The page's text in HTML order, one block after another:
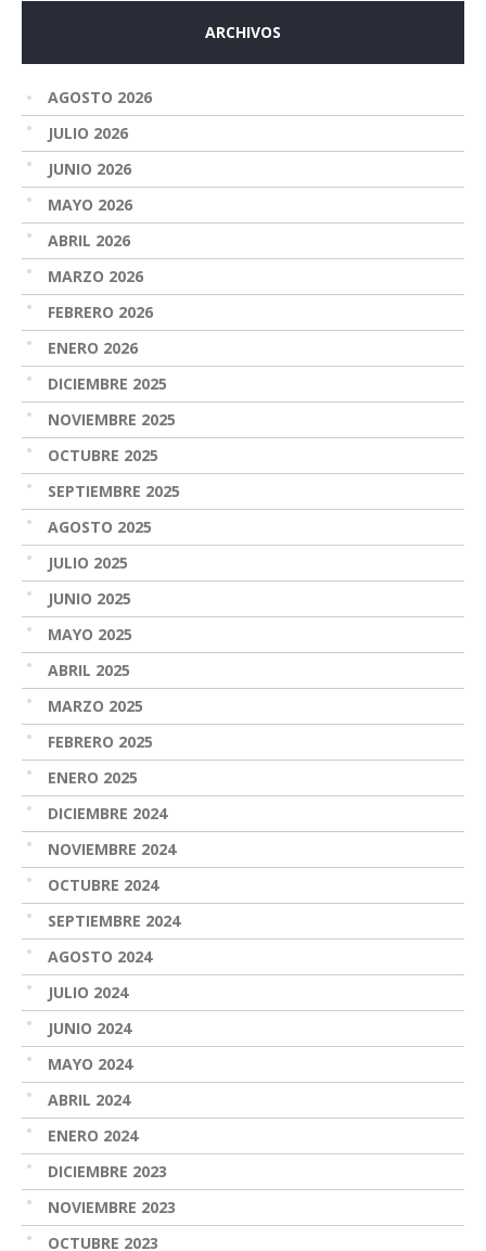
ARCHIVOS
AGOSTO 2026
JULIO 2026
JUNIO 2026
MAYO 2026
ABRIL 2026
MARZO 2026
FEBRERO 2026
ENERO 2026
DICIEMBRE 2025
NOVIEMBRE 2025
OCTUBRE 2025
SEPTIEMBRE 2025
AGOSTO 2025
JULIO 2025
JUNIO 2025
MAYO 2025
ABRIL 2025
MARZO 2025
FEBRERO 2025
ENERO 2025
DICIEMBRE 2024
NOVIEMBRE 2024
OCTUBRE 2024
SEPTIEMBRE 2024
AGOSTO 2024
JULIO 2024
JUNIO 2024
MAYO 2024
ABRIL 2024
ENERO 2024
DICIEMBRE 2023
NOVIEMBRE 2023
OCTUBRE 2023